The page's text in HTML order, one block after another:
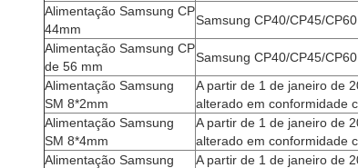
Alimentação Samsung CP
44mm
Samsung CP40/CP45/CP60
Alimentação Samsung CP
de 56 mm
Samsung CP40/CP45/CP60
Alimentação Samsung
SM 8*2mm
A partir de 1 de janeiro de
alterado em conformidade
Alimentação Samsung
SM 8*4mm
A partir de 1 de janeiro de
alterado em conformidade
Alimentação Samsung
A partir de 1 de janeiro de